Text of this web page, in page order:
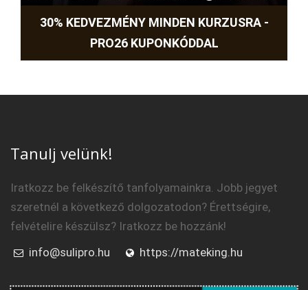
30% KEDVEZMÉNY MINDEN KURZUSRA -
PRO26 KUPONKÓDDAL
Tanulj velünk!
Iratkozz be felkészítő tanfolyamainkra. Jobb jegyet
szeretnél a következő dolgozatodon? Érettségire,
felvételire készülsz? Iratkozz be hozzánk!
info@sulipro.hu
https://mateking.hu